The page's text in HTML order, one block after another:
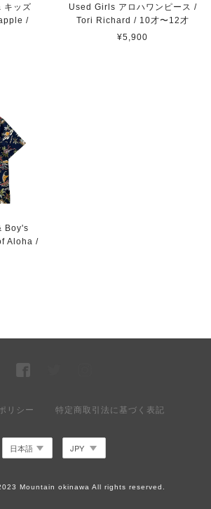
キッズ
/
Used Girls アロハワンピース /
Tori Richard / 10才〜12才
¥5,900
Boy's
Aloha /
リシー 特定商取引法に基づく表記
Mountain okinawa All rights reserved.